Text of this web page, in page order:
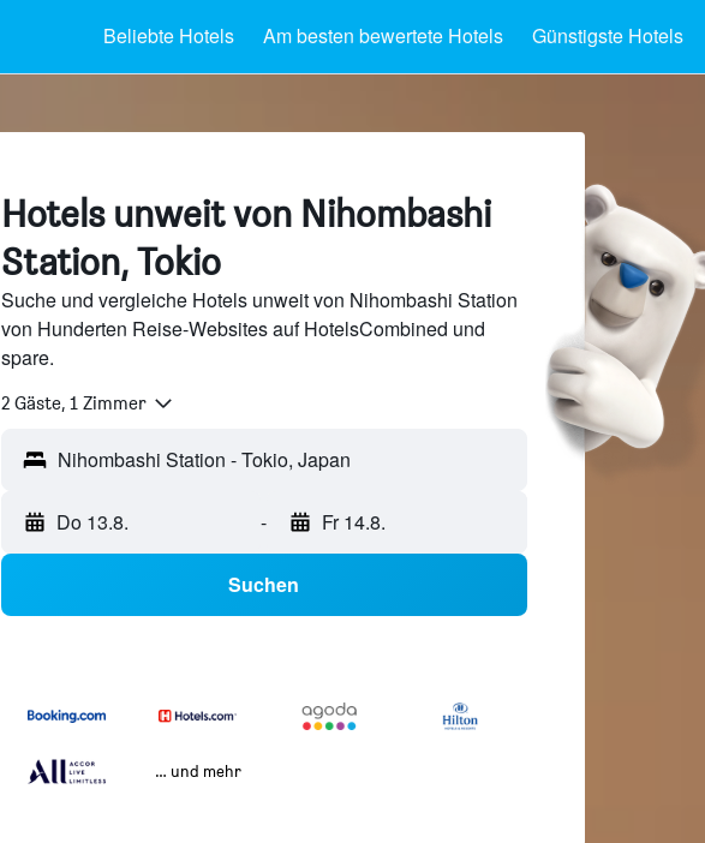
Beliebte Hotels Am besten bewertete Hotels Günstigste Hotels
Hotels unweit von Nihombashi
Station, Tokio
Suche und vergleiche Hotels unweit von Nihombashi Station
von Hunderten Reise-Websites auf HotelsCombined und
spare.
2 Gäste, 1 Zimmer
Nihombashi Station - Tokio, Japan
Do 13.8. - Fr 14.8.
Suchen
… und mehr